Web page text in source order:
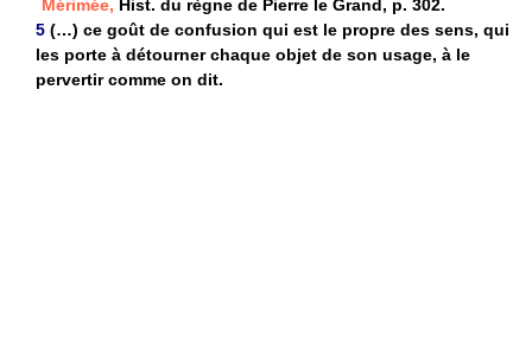
Mérimée, Hist. du règne de Pierre le Grand, p. 302.
5 (…) ce goût de confusion qui est le propre des sens, qui
les porte à détourner chaque objet de son usage, à le
pervertir comme on dit.